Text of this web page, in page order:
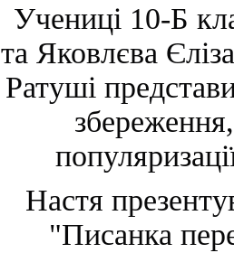
Учениці 10-Б
та Яковлєва
Ратуші
Настя
"Писанка